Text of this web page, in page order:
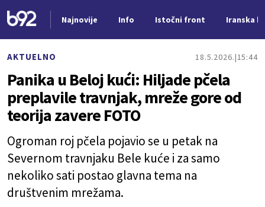
Najnovije Info Istočni front Iranska
AKTUELNO 18.5.2026. 15:44
Panika u Beloj kući: Hiljade pčela
preplavile travnjak, mreže gore od
teorija zavere FOTO
Ogroman roj pčela pojavio se u petak na
Severnom travnjaku Bele kuće i za samo
nekoliko sati postao glavna tema na
društvenim mrežama.